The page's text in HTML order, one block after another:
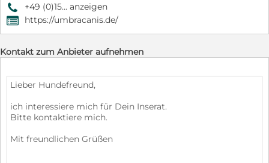
9 +49 (0)15... anzeigen
, https://umbracanis.de/
Kontakt zum Anbieter aufnehmen